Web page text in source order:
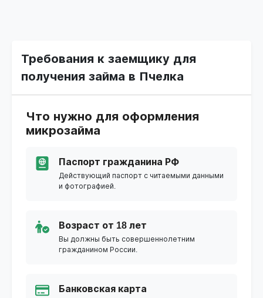
Требования к заемщику для
получения займа в Пчелка
Что нужно для оформления
микрозайма
Паспорт гражданина РФ
Действующий паспорт с читаемыми данными
и фотографией.
Возраст от 18 лет
Вы должны быть совершеннолетним
гражданином России.
Банковская карта